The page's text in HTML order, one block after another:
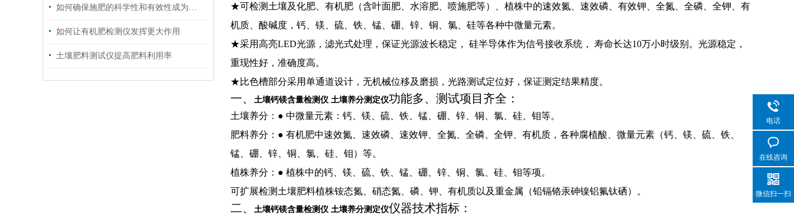
如何确保施肥的科学性和有效性成为了摆在农民面前的一大问题
如何让有机肥检测仪发挥更大作用
土壤肥料测试仪提高肥料利用率
★可检测土壤及化肥、有机肥（含叶面肥、水溶肥、喷施肥等）、植株中的速效氮、速效磷、有效钾、全氮、全磷、全钾、有
机质、酸碱度，钙、镁、硫、铁、锰、硼、锌、铜、氯、硅等各种中微量元素。
★采用高亮LED光源，滤光式处理，保证光源波长稳定， 硅半导体作为信号接收系统， 寿命长达10万小时级别。光源稳定，
重现性好，准确度高。
★比色槽部分采用单通道设计，无机械位移及磨损，光路测试定位好，保证测定结果精度。
一、 土壤钙镁含量检测仪 土壤养分测定仪功能多、测试项目齐全：
土壤养分： ● 中微量元素：钙、镁、硫、铁、锰、硼、锌、铜、氯、硅、钼等。
肥料养分： ● 有机肥中速效氮、速效磷、速效钾、全氮、全磷、全钾、有机质，各种腐植酸、微量元素（钙、镁、硫、铁、
锰、硼、锌、铜、氯、硅、钼）等。
植株养分： ● 植株中的钙、镁、硫、铁、锰、硼、锌、铜、氯、硅、钼等项。
可扩展检测 土壤肥料植株铵态氮、硝态氮、磷、钾、有机质以及重金属（铅镉铬汞砷镍铝氟钛硒）。
二、 土壤钙镁含量检测仪 土壤养分测定仪仪器技术指标：
电话
在线咨询
微信扫一扫